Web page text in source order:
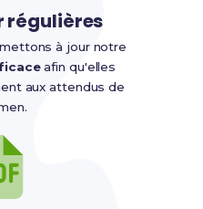
régulières
à jour notre
afin qu'elles
aux attendus de